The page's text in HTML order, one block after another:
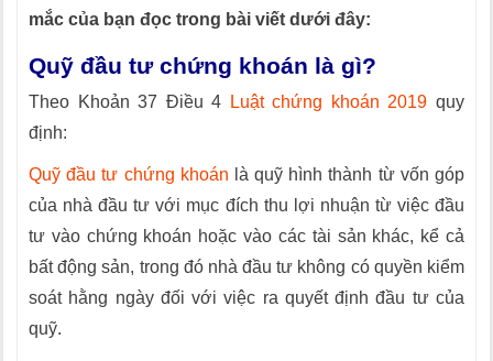
mắc của bạn đọc trong bài viết dưới đây:
Quỹ đầu tư chứng khoán là gì?
Theo Khoản 37 Điều 4 Luật chứng khoán 2019 quy
định:
Quỹ đầu tư chứng khoán là quỹ hình thành từ vốn góp
của nhà đầu tư với mục đích thu lợi nhuận từ việc đầu
tư vào chứng khoán hoặc vào các tài sản khác, kể cả
bất động sản, trong đó nhà đầu tư không có quyền kiểm
soát hằng ngày đối với việc ra quyết định đầu tư của
quỹ.